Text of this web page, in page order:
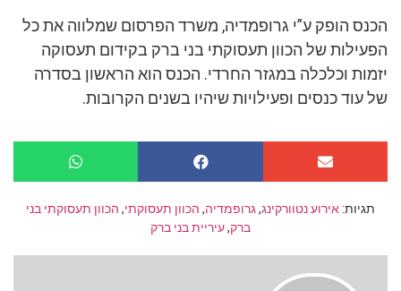
הכנס הופק ע”י גרופמדיה, משרד הפרסום שמלווה את כל
הפעילות של הכוון תעסוקתי בני ברק בקידום תעסוקה
יזמות וכלכלה במגזר החרדי. הכנס הוא הראשון בסדרה
של עוד כנסים ופעילויות שיהיו בשנים הקרובות.
תגיות: אירוע נטוורקינג,גרופמדיה, הכוון תעסוקתי, הכוון תעסוקתי בני
ברק,עיריית בני ברק